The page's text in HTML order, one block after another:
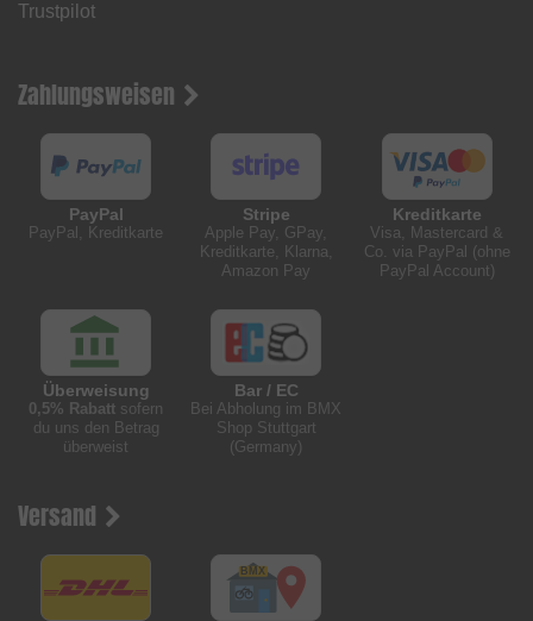
Trustpilot
Zahlungsweisen
PayPal
PayPal, Kreditkarte
Stripe
Apple Pay, GPay,
Kreditkarte, Klarna,
Amazon Pay
Kreditkarte
Visa, Mastercard &
Co. via PayPal (ohne
PayPal Account)
Überweisung
0,5% Rabatt sofern
du uns den Betrag
überweist
Bar / EC
Bei Abholung im BMX
Shop Stuttgart
(Germany)
Versand